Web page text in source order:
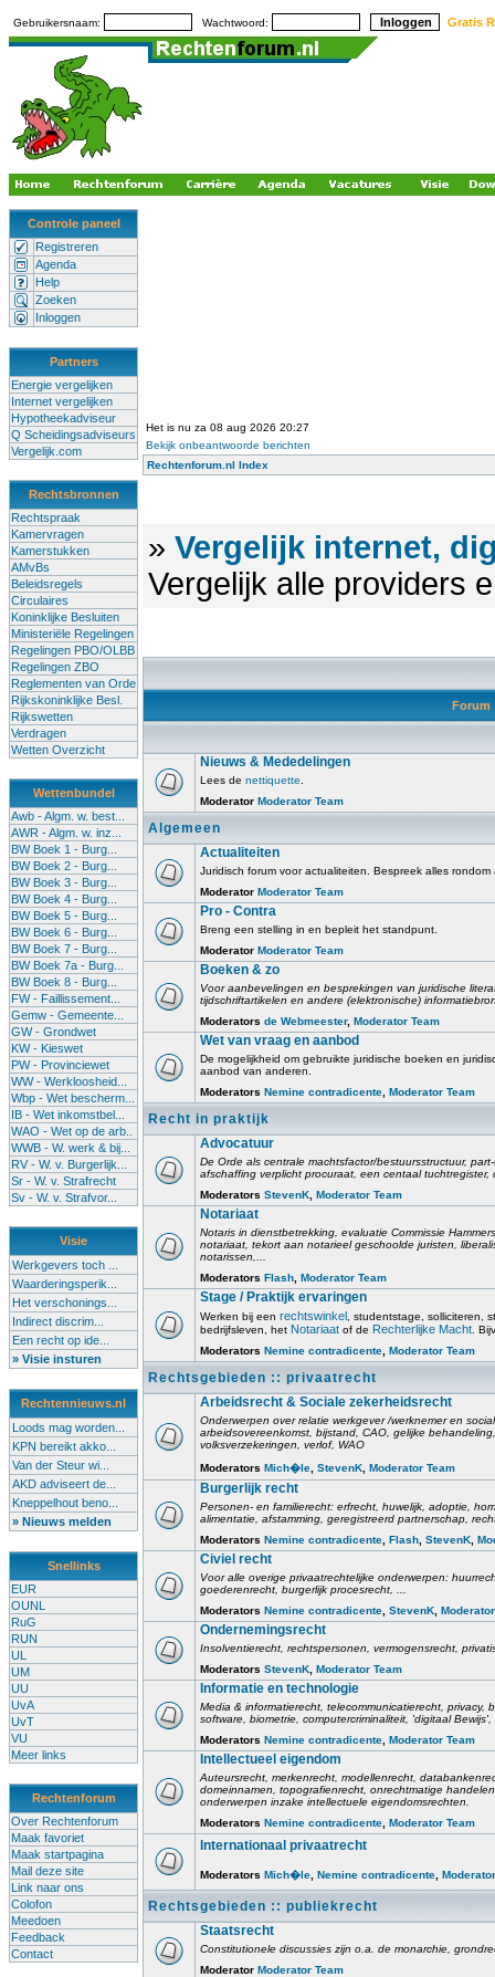
Gebruikersnaam: Wachtwoord: Gratis
Controle paneel
Registreren
Agenda
Help
Zoeken
Inloggen
Partners
Energie vergelijken
Internet vergelijken
Hypotheekadviseur
Q Scheidingsadviseurs
Vergelijk.com
Rechtsbronnen
Rechtspraak
Kamervragen
Kamerstukken
AMvBs
Beleidsregels
Circulaires
Koninklijke Besluiten
Ministeriële Regelingen
Regelingen PBO/OLBB
Regelingen ZBO
Reglementen van Orde
Rijkskoninklijke Besl.
Rijkswetten
Verdragen
Wetten Overzicht
Wettenbundel
Awb - Algm. w. best...
AWR - Algm. w. inz...
BW Boek 1 - Burg...
BW Boek 2 - Burg...
BW Boek 3 - Burg...
BW Boek 4 - Burg...
BW Boek 5 - Burg...
BW Boek 6 - Burg...
BW Boek 7 - Burg...
BW Boek 7a - Burg...
BW Boek 8 - Burg...
FW - Faillissement...
Gemw - Gemeente...
GW - Grondwet
KW - Kieswet
PW - Provinciewet
WW - Werkloosheid...
Wbp - Wet bescherm...
IB - Wet inkomstbel...
WAO - Wet op de arb..
WWB - W. werk & bij...
RV - W. v. Burgerlijk...
Sr - W. v. Strafrecht
Sv - W. v. Strafvor...
Visie
Werkgevers toch ...
Waarderingsperik...
Het verschonings...
Indirect discrim...
Een recht op ide...
» Visie insturen
Rechtennieuws.nl
Loods mag worden...
KPN bereikt akko...
Van der Steur wi...
AKD adviseert de...
Kneppelhout beno...
» Nieuws melden
Snellinks
EUR
OUNL
RuG
RUN
UL
UM
UU
UvA
UvT
VU
Meer links
Rechtenforum
Over Rechtenforum
Maak favoriet
Maak startpagina
Mail deze site
Link naar ons
Colofon
Meedoen
Feedback
Contact
Het is nu za 08 aug 2026 20:27
Bekijk onbeantwoorde berichten
Rechtenforum.nl Index
» Vergelijk internet,
Vergelijk alle providers
Forum
Nieuws & Mededelingen
Lees de nettiquette
Moderator Moderator Team
Algemeen
Actualiteiten
Juridisch forum voor actualiteiten. Bespreek alles
Moderator Moderator Team
Pro - Contra
Breng een stelling in en bepleit het standpunt.
Moderator Moderator Team
Boeken & zo
Voor aanbevelingen en besprekingen van juridische
tijdschriftartikelen en andere (elektronische)
Moderators de Webmeester, Moderator Team
Wet van vraag en aanbod
De mogelijkheid om gebruikte juridische boeken en
aanbod van anderen.
Moderators Nemine contradicente Moderator Team
Recht in praktijk
Advocatuur
De Orde als centrale machtsfactor/bestuursstructuur,
afschaffing verplicht procuraat, een centaal
Moderators StevenK Moderator Team
Notariaat
Notaris in dienstbetrekking, evaluatie Commissie
notariaat, tekort aan notarieel geschoolde juristen,
notarissen,...
Moderators Flash Moderator Team
Stage / Praktijk ervaringen
Werken bij een rechtswinkel , studentstage, solliciteren,
bedrijfsleven, het Notariaat of de Rechterlijke Macht .
Moderators Nemine contradicente Moderator Team
Rechtsgebieden :: privaatrecht
Arbeidsrecht & Sociale zekerheidsrecht
Onderwerpen over relatie werkgever /werknemer en
arbeidsovereenkomst, bijstand, CAO, gelijke
volksverzekeringen, verlof, WAO
Moderators Mich�le StevenK Moderator Team
Burgerlijk recht
Personen- en familierecht: erfrecht, huwelijk, adoptie,
alimentatie, afstamming, geregistreerd partnerschap,
Moderators Nemine contradicente Flash StevenK
Civiel recht
Voor alle overige privaatrechtelijke onderwerpen:
goederenrecht, burgerlijk procesrecht, ...
Moderators Nemine contradicente StevenK
Ondernemingsrecht
Insolventierecht, rechtspersonen, vermogensrecht,
Moderators StevenK Moderator Team
Informatie en technologie
Media & informatierecht, telecommunicatierecht,
software, biometrie, computercriminaliteit, 'digitaal
Moderators Nemine contradicente Moderator Team
Intellectueel eigendom
Auteursrecht, merkenrecht, modellenrecht,
domeinnamen, topografienrecht, onrechtmatige
onderwerpen inzake intellectuele eigendomsrechten.
Moderators Nemine contradicente Moderator Team
Internationaal privaatrecht
Moderators Mich�le Nemine contradicente
Rechtsgebieden :: publiekrecht
Staatsrecht
Constitutionele discussies zijn o.a. de monarchie,
Moderator Moderator Team